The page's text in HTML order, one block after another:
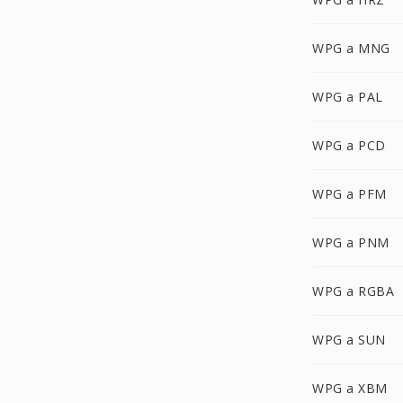
WPG a MNG
WPG a PAL
WPG a PCD
WPG a PFM
WPG a PNM
WPG a RGBA
WPG a SUN
WPG a XBM